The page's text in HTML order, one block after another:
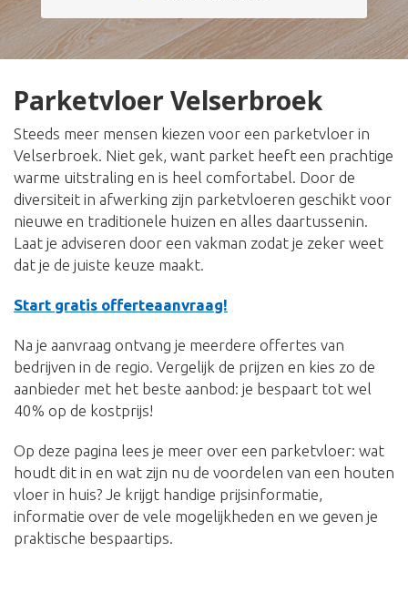
Parketvloer Velserbroek
Steeds meer mensen kiezen voor een parketvloer in
Velserbroek. Niet gek, want parket heeft een prachtige
warme uitstraling en is heel comfortabel. Door de
diversiteit in afwerking zijn parketvloeren geschikt voor
nieuwe en traditionele huizen en alles daartussenin.
Laat je adviseren door een vakman zodat je zeker weet
dat je de juiste keuze maakt.
Start gratis offerteaanvraag!
Na je aanvraag ontvang je meerdere offertes van
bedrijven in de regio. Vergelijk de prijzen en kies zo de
aanbieder met het beste aanbod: je bespaart tot wel
40% op de kostprijs!
Op deze pagina lees je meer over een parketvloer: wat
houdt dit in en wat zijn nu de voordelen van een houten
vloer in huis? Je krijgt handige prijsinformatie,
informatie over de vele mogelijkheden en we geven je
praktische bespaartips.